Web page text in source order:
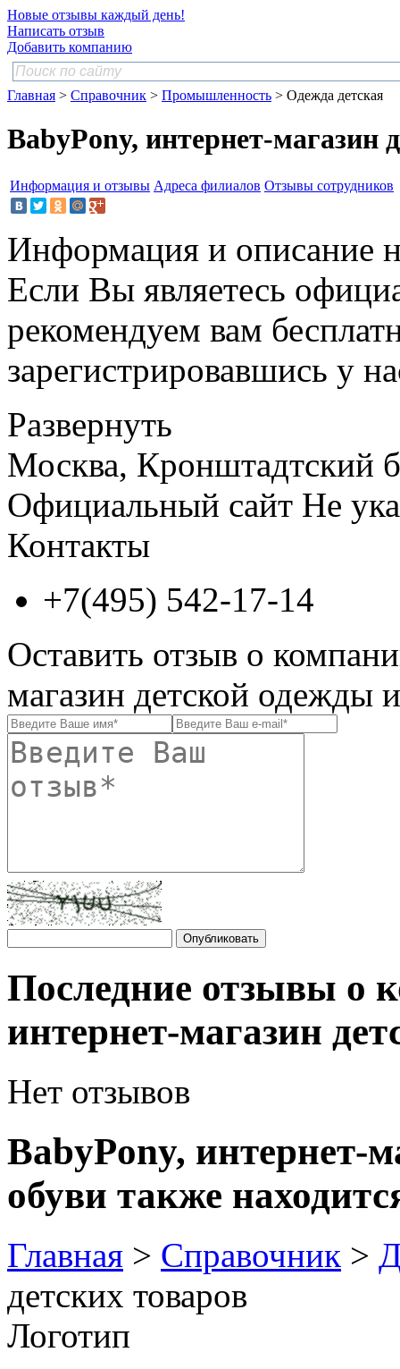
Новые отзывы каждый день!
Написать отзыв
Добавить компанию
Главная > Справочник > Промышленность > Одежда детская
BabyPony, интернет-магазин
Информация и отзывы Адреса филиалов Отзывы сотрудников
Информация и описание
Если Вы являетесь
рекомендуем вам
зарегистрировавшись у
Развернуть
Москва, Кронштадтский
Официальный сайт Не
Контакты
+7(495) 542-17-14
Оставить отзыв о
магазин детской одежды
Последние отзывы о
интернет-магазин
Нет отзывов
BabyPony, интернет-
обуви также
Главная > Справочник >
детских товаров
Логотип